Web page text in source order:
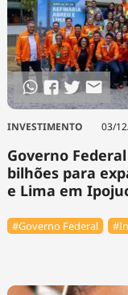
INVESTIMENTO 03/
Governo
bilhões para
e Lima em
#Governo Federal